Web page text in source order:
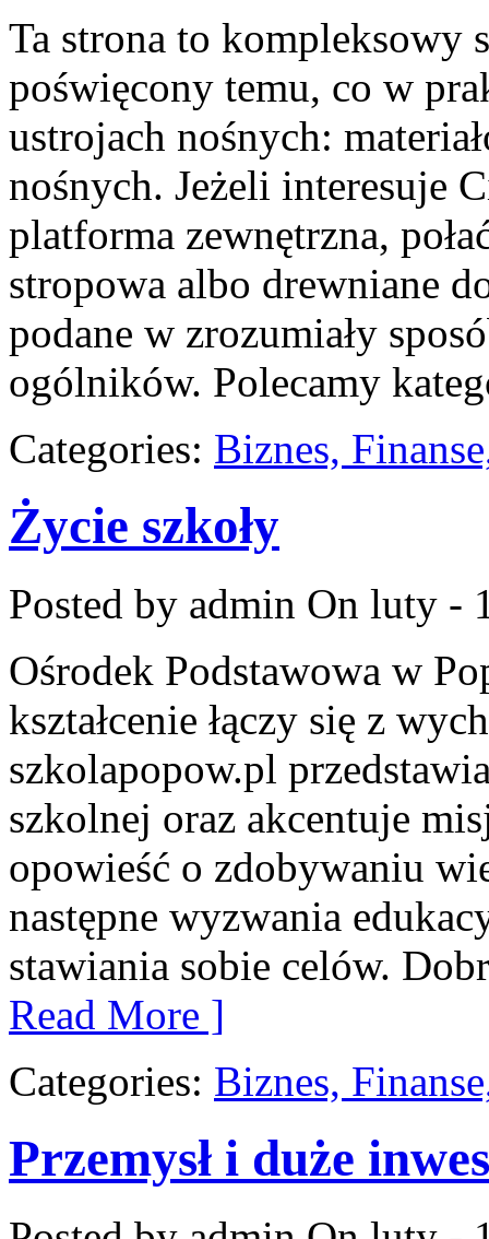
Ta strona to kompleksowy
poświęcony temu, co w
ustrojach nośnych:
nośnych. Jeżeli interesuje
platforma zewnętrzna,
stropowa albo drewniane
podane w zrozumiały
ogólników. Polecamy
Categories: Biznes,
Życie szkoły
Posted by admin On luty -
Ośrodek Podstawowa w
kształcenie łączy się z
szkolapopow.pl
szkolnej oraz akcentuje
opowieść o zdobywaniu
następne wyzwania
stawiania sobie celów.
Read More ]
Categories: Biznes,
Przemysł i duże